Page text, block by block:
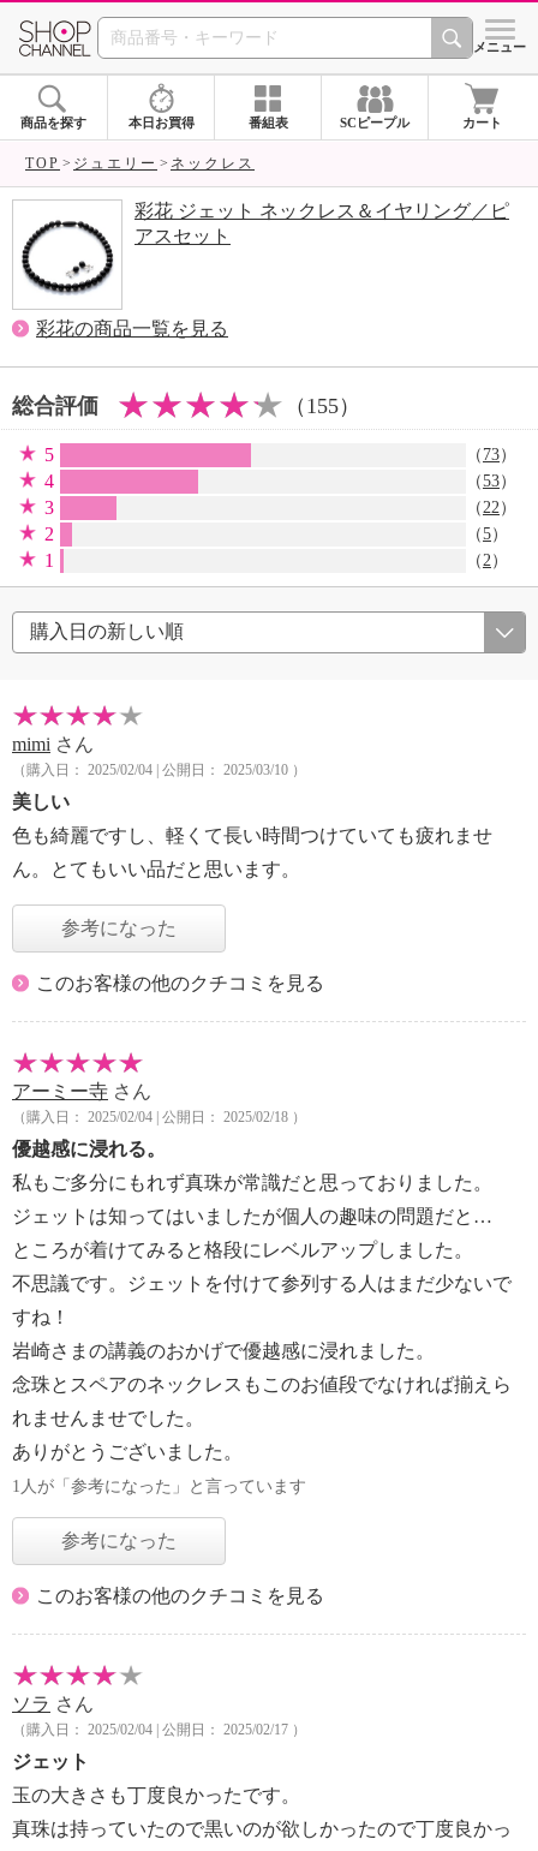
SHOP CHANNEL シメニュー
商品を探す 本日お買得 番組表 SCピープル カート
TOP ジュエリー ネックレス
彩花 ジェット ネックレス＆イヤリング／ピ
アスセット
彩花の商品一覧を見る
総合評価 （155）
5 （ 73）
4 （53）
3 （22）
2 （5）
1 （2）
mimi さん
（購入日： 2025/02/04 | 公開日： 2025/03/10 ）
美しい
色も綺麗ですし、軽くて長い時間つけていても疲れませ
ん。とてもいい品だと思います。
参考になった
このお客様の他のクチコミを見る
アーミー寺 さん
（購入日： 2025/02/04 | 公開日： 2025/02/18 ）
優越感に浸れる。
私もご多分にもれず真珠が常識だと思っておりました。
ジェットは知ってはいましたが個人の趣味の問題だと…
ところが着けてみると格段にレベルアップしました。
不思議です。ジェットを付けて参列する人はまだ少ないで
すね！
岩崎さまの講義のおかげで優越感に浸れました。
念珠とスペアのネックレスもこのお値段でなければ揃えら
れませんませでした。
ありがとうございました。
1人が「参考になった」と言っています
参考になった
このお客様の他のクチコミを見る
ソラ さん
（購入日： 2025/02/04 | 公開日： 2025/02/17 ）
ジェット
玉の大きさも丁度良かったです。
真珠は持っていたので黒いのが欲しかったので丁度良かっ